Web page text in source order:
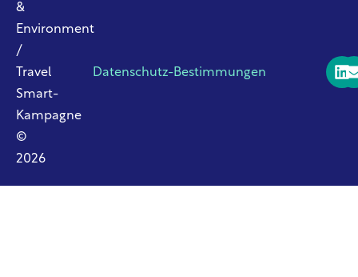
&
Environment
/
Travel
Smart-
Kampagne
©
2026
Datenschutz-Bestimmungen